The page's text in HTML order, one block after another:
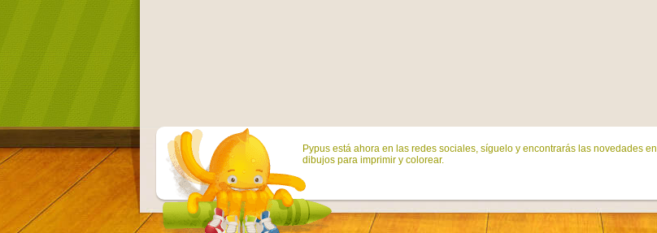
Pypus está ahora en las redes sociales, síguelo y encontrarás las novedades en
dibujos para imprimir y colorear.